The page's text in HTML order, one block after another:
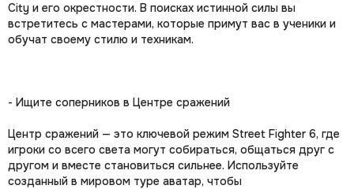
City и его окрестности. В поисках истинной силы вы
встретитесь с мастерами, которые примут вас в ученики и
обучат своему стилю и техникам.
- Ищите соперников в Центре сражений
Центр сражений — это ключевой режим Street Fighter 6, где
игроки со всего света могут собираться, общаться друг с
другом и вместе становиться сильнее. Используйте
созданный в мировом туре аватар, чтобы